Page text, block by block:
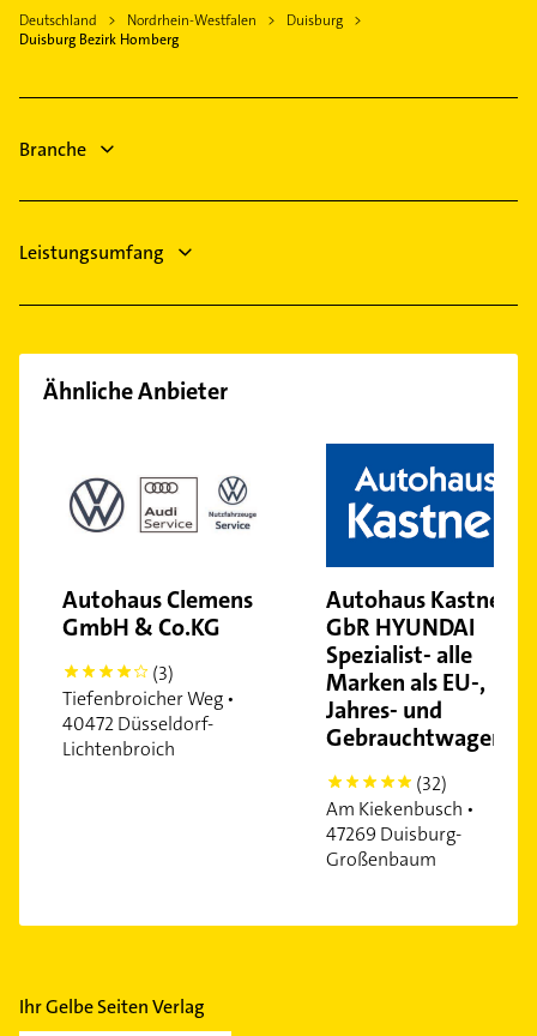
Mülheim an der Ruhr
Krefeld
Elektro Reparatur
Kanalreinigung
Deutschland
Nordrhein-Westfalen
Duisburg
Duisburg Bezirk Homberg
Branche
Leistungsumfang
Ähnliche Anbieter
Autohaus Clemens
GmbH & Co.KG
4
(3)
Tiefenbroicher Weg •
40472 Düsseldorf-
Lichtenbroich
Autohaus Kastner
GbR HYUNDAI
Spezialist- alle
Marken als EU-,
Jahres- und
Gebrauchtwagen
5
(32)
Am Kiekenbusch •
47269 Duisburg-
Großenbaum
Ihr Gelbe Seiten Verlag